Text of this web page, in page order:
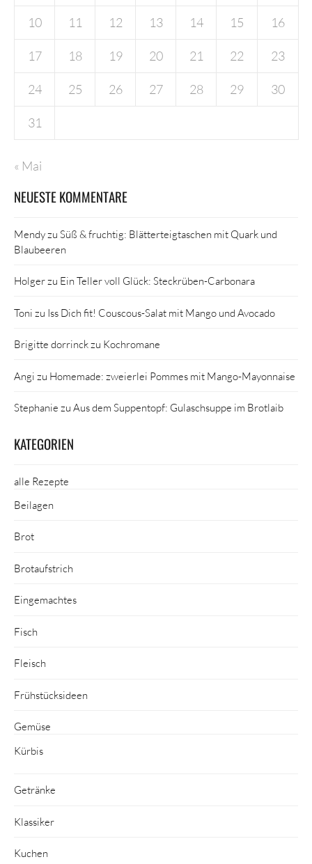
10 11 12 13 14 15 16
17 18 19 20 21 22 23
24 25 26 27 28 29 30
31
« Mai
NEUESTE KOMMENTARE
Mendyzu Süß & fruchtig: Blätterteigtaschen mit Quark und
Blaubeeren
Holgerzu Ein Teller voll Glück: Steckrüben-Carbonara
Toni zu Iss Dich fit! Couscous-Salat mit Mango und Avocado
Brigitte dorrinckzu Kochromane
Angi zu Homemade: zweierlei Pommes mit Mango-Mayonnaise
Stephanie zu Aus dem Suppentopf: Gulaschsuppe im Brotlaib
KATEGORIEN
alle Rezepte
Beilagen
Brot
Brotaufstrich
Eingemachtes
Fisch
Fleisch
Frühstücksideen
Gemüse
Kürbis
Getränke
Klassiker
Kuchen